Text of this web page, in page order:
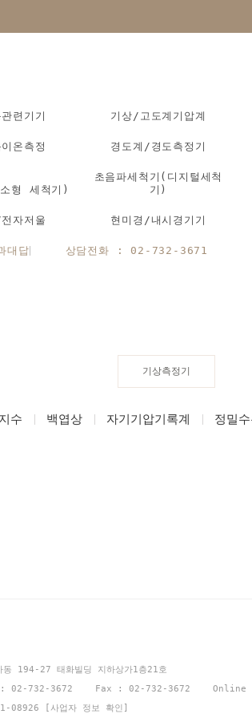
련기기 기상/고도계기압계
온측정 경도계/경도측정기
형 세척기)
초음파세척기(디지털세척
기)
자저울 현미경/내시경기기
대답 상담전화 : 02-732-3671
기상측정기
수 백엽상 자기기압기록계 정밀
194-27 태화빌딩 지하상가1층21호
02-732-3672 Fax : 02-732-3672 Online
08926
[사업자 정보 확인]